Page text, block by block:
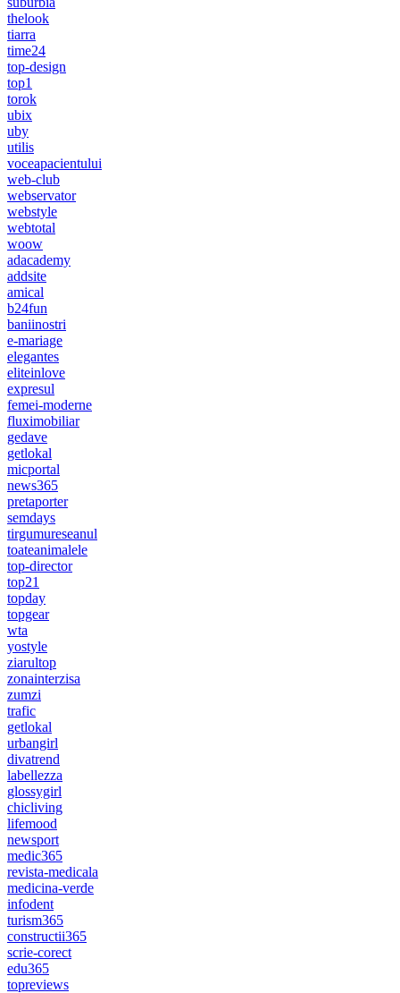
thelook
tiarra
time24
top-design
top1
torok
ubix
uby
utilis
voceapacientului
web-club
webservator
webstyle
webtotal
woow
adacademy
addsite
amical
b24fun
baniinostri
e-mariage
elegantes
eliteinlove
expresul
femei-moderne
fluximobiliar
gedave
getlokal
micportal
news365
pretaporter
semdays
tirgumureseanul
toateanimalele
top-director
top21
topday
topgear
wta
yostyle
ziarultop
zonainterzisa
zumzi
trafic
getlokal
urbangirl
divatrend
labellezza
glossygirl
chicliving
lifemood
newsport
medic365
revista-medicala
medicina-verde
infodent
turism365
constructii365
scrie-corect
edu365
topreviews